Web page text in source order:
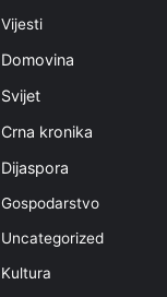
Vijesti
Domovina
Svijet
Crna kronika
Dijaspora
Gospodarstvo
Uncategorized
Kultura